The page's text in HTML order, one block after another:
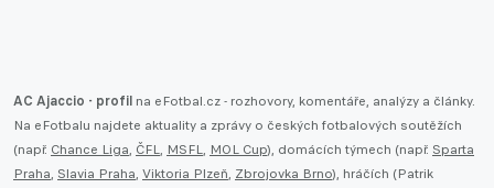
AC Ajaccio - profil na eFotbal.cz - rozhovory, komentáře, analýzy a články.
Na eFotbalu najdete aktuality a zprávy o českých fotbalových soutěžích
(např. Chance Liga, ČFL, MSFL, MOL Cup), domácích týmech (např. Sparta
Praha, Slavia Praha, Viktoria Plzeň, Zbrojovka Brno), hráčích (Patrik